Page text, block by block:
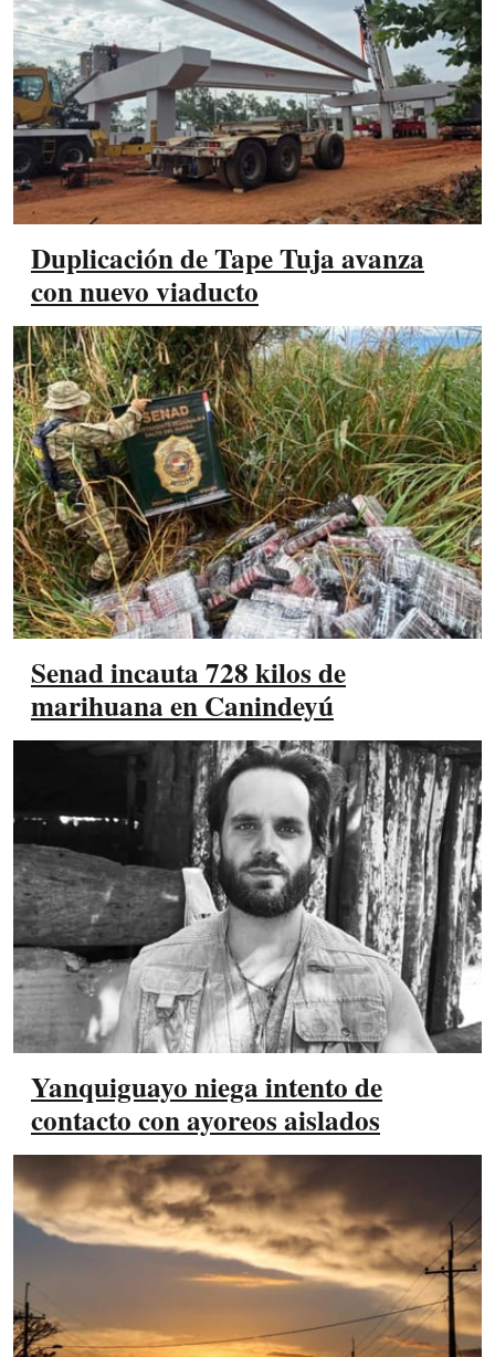
Duplicación de Tape Tuja avanza
con nuevo viaducto
Senad incauta 728 kilos de
marihuana en Canindeyú
Yanquiguayo niega intento de
contacto con ayoreos aislados